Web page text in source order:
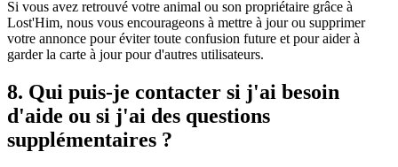
Si vous avez retrouvé votre animal ou son propriétaire grâce à
Lost'Him, nous vous encourageons à mettre à jour ou supprimer
votre annonce pour éviter toute confusion future et pour aider à
garder la carte à jour pour d'autres utilisateurs.
8. Qui puis-je contacter si j'ai besoin
d'aide ou si j'ai des questions
supplémentaires ?